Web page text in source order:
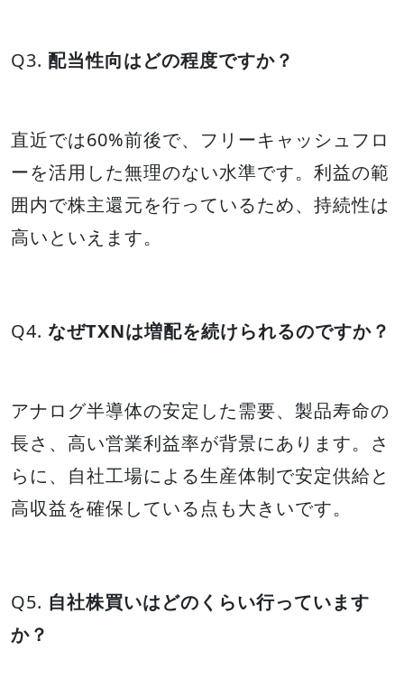
Q3. 配当性向はどの程度ですか？
直近では60%前後で、フリーキャッシュフロ
ーを活用した無理のない水準です。利益の範
囲内で株主還元を行っているため、持続性は
高いといえます。
Q4. なぜTXNは増配を続けられるのですか？
アナログ半導体の安定した需要、製品寿命の
長さ、高い営業利益率が背景にあります。さ
らに、自社工場による生産体制で安定供給と
高収益を確保している点も大きいです。
Q5. 自社株買いはどのくらい行っています
か？